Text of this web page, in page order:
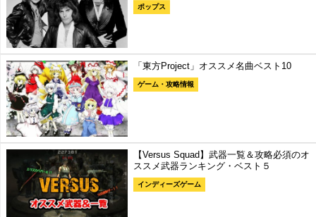
ポップス
「東方Project」オススメ名曲ベスト10
ゲーム・攻略情報
【Versus Squad】武器一覧＆攻略必須のオ
ススメ武器ランキング・ベスト５
インディーズゲーム